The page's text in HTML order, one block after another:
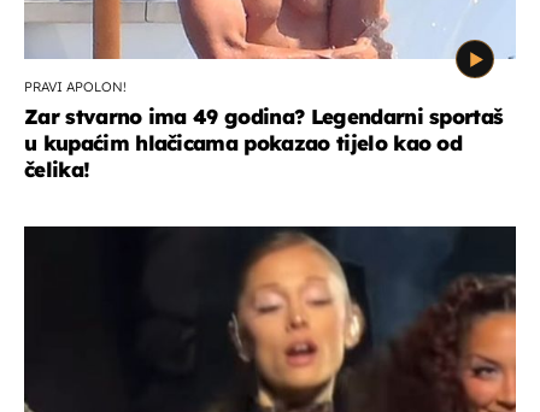
PRAVI APOLON!
Zar stvarno ima 49 godina? Legendarni sportaš
u kupaćim hlačicama pokazao tijelo kao od
čelika!